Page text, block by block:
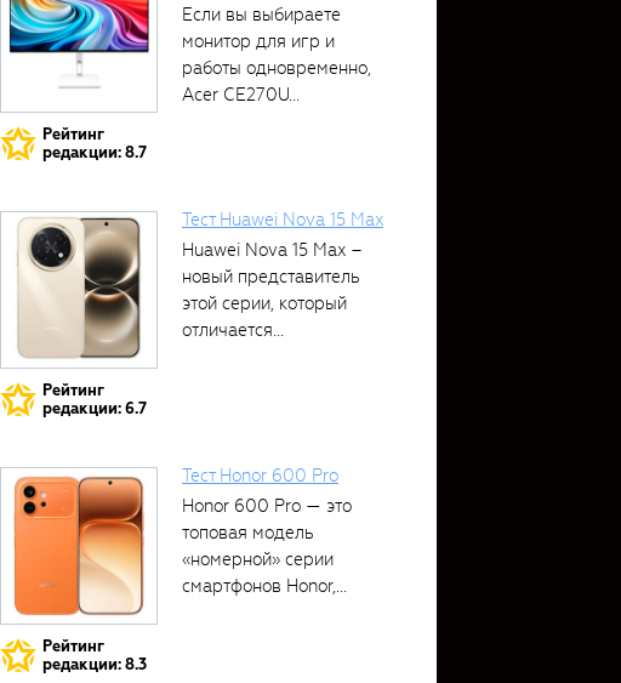
Рейтинг
редакции: 8.7
Если вы выбираете
монитор для игр и
работы одновременно,
Acer CE270U...
Рейтинг
редакции: 6.7
Тест Huawei Nova 15 Max
Huawei Nova 15 Max –
новый представитель
этой серии, который
отличается...
Рейтинг
редакции: 8.3
Тест Honor 600 Pro
Honor 600 Pro — это
топовая модель
«номерной» серии
смартфонов Honor,...